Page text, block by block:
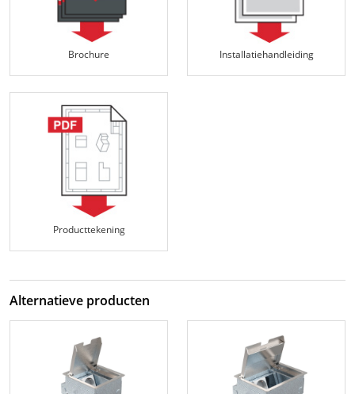
Brochure Installatiehandleiding
Producttekening
Alternatieve producten